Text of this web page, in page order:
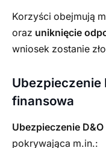
Korzyści obejmują
oraz uniknięcie
wniosek zostanie
Ubezpieczenie
finansowa
Ubezpieczenie
pokrywająca m.in.: